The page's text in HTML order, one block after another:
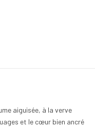
aiguisée, à la verve
et le cœur bien ancré